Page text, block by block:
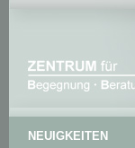
NEUIGKEITEN